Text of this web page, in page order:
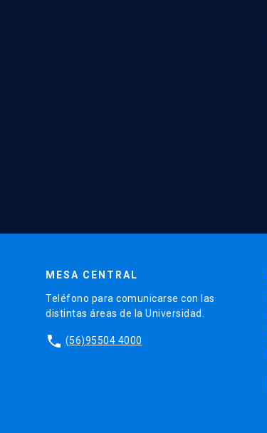
MESA CENTRAL
Teléfono para comunicarse con las
distintas áreas de la Universidad.
phone (56)95504 4000